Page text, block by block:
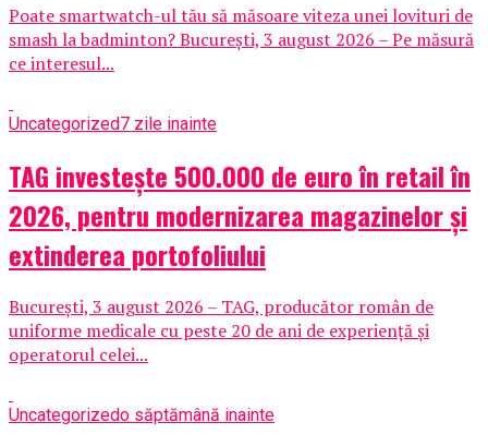
Poate smartwatch-ul tău să măsoare viteza unei lovituri de
smash la badminton? București, 3 august 2026 – Pe măsură
ce interesul...
Uncategorized7 zile inainte
TAG investește 500.000 de euro în retail în
2026, pentru modernizarea magazinelor și
extinderea portofoliului
București, 3 august 2026 – TAG, producător român de
uniforme medicale cu peste 20 de ani de experiență și
operatorul celei...
Uncategorizedo săptămână inainte